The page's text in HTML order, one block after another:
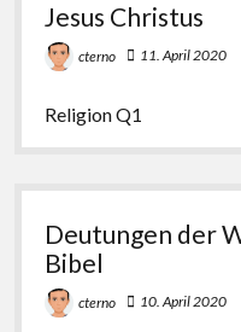
Jesus Christus
cterno 11. April 2020
Religion Q1
Deutungen der
Bibel
cterno 10. April 2020